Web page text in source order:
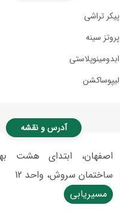
پیکر تراشی
پروتز سینه
ابدومینوپلاستی
لیپوساکشن
آدرس و نقشه
اصفهان، ابتدای هشت
ساختمان سروش، واحد 12
مسیریابی